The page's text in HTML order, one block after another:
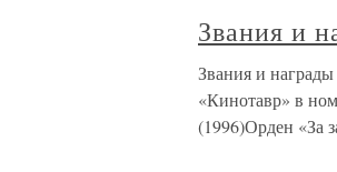
Звания и
Звания и
«Кинотавр» в
(1996)Орден «За